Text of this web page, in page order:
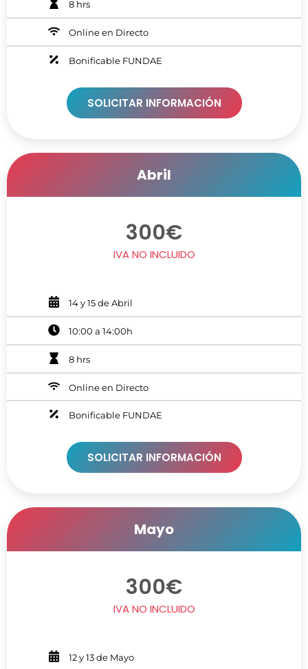
8 hrs
Online en Directo
Bonificable FUNDAE
SOLICITAR INFORMACIÓN
Abril
300€
IVA NO INCLUIDO
14 y 15 de Abril
10:00 a 14:00h
8 hrs
Online en Directo
Bonificable FUNDAE
SOLICITAR INFORMACIÓN
Mayo
300€
IVA NO INCLUIDO
12 y 13 de Mayo